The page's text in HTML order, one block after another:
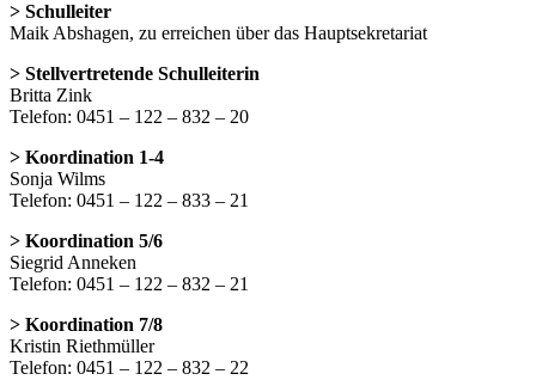
> Schulleiter
Maik Abshagen, zu erreichen über das Hauptsekretariat
> Stellvertretende Schulleiterin
Britta Zink
Telefon: 0451 – 122 – 832 – 20
> Koordination 1-4
Sonja Wilms
Telefon: 0451 – 122 – 833 – 21
> Koordination 5/6
Siegrid Anneken
Telefon: 0451 – 122 – 832 – 21
> Koordination 7/8
Kristin Riethmüller
Telefon: 0451 – 122 – 832 – 22